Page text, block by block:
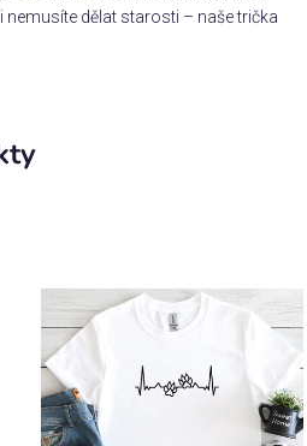
nemusíte dělat starosti – naše trička